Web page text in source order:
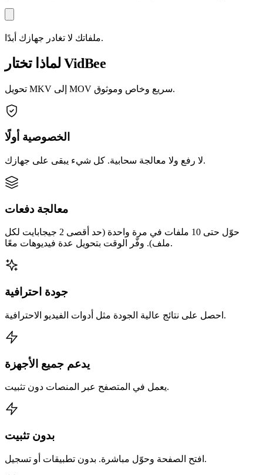
ملفاتك لا تغادر جهازك أبدًا.
لماذا تختار VidBee
تحويل MKV إلى MOV سريع وخاص وموثوق.
الخصوصية أولًا
لا رفع ولا معالجة سحابية. كل شيء يبقى على جهازك.
معالجة دفعات
حوّل حتى 10 ملفات في مرة واحدة (حد أقصى 2 جيجابايت لكل
ملف). وفّر الوقت بتحويل عدة فيديوهات معًا.
جودة احترافية
احصل على نتائج عالية الجودة مثل أدوات الفيديو الاحترافية.
يدعم جميع الأجهزة
يعمل في المتصفح عبر المنصات دون تثبيت.
بدون تثبيت
افتح الصفحة وحوّل مباشرة. بدون تطبيقات أو تسجيل.